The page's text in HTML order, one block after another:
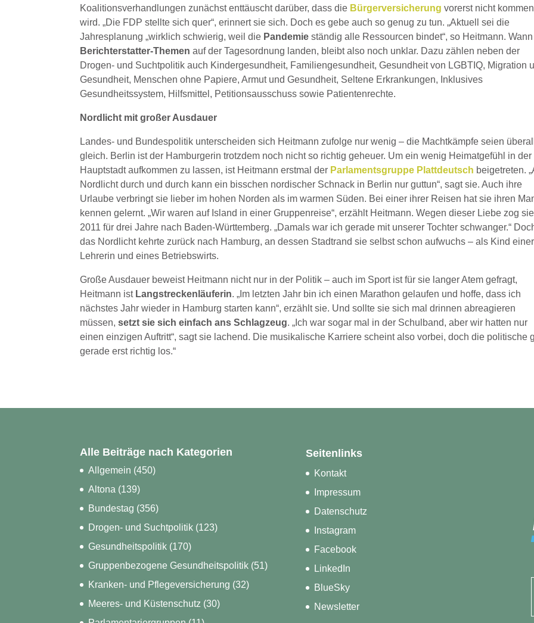
Koalitionsverhandlungen zunächst enttäuscht darüber, dass die Bürgerversicherungvorerst nicht kommen
wird. „Die FDP stellte sich quer“, erinnert sie sich. Doch es gebe auch so genug zu tun. „Aktuell sei die
Jahresplanung „wirklich schwierig, weil die Pandemieständig alle Ressourcen bindet“, so Heitmann.
Berichterstatter-Themen auf der Tagesordnung landen, bleibt also noch unklar. Dazu zählen neben der
Drogen- und Suchtpolitik auch Kindergesundheit, Familiengesundheit, Gesundheit von LGBTIQ, Migration
Gesundheit, Menschen ohne Papiere, Armut und Gesundheit, Seltene Erkrankungen, Inklusives
Gesundheitssystem, Hilfsmittel, Petitionsausschuss sowie Patientenrechte.
Nordlicht mit großer Ausdauer
Landes- und Bundespolitik unterscheiden sich Heitmann zufolge nur wenig – die Machtkämpfe seien überall
gleich. Berlin ist der Hamburgerin trotzdem noch nicht so richtig geheuer. Um ein wenig Heimatgefühl in der
Hauptstadt aufkommen zu lassen, ist Heitmann erstmal der Parlamentsgruppe Plattdeutsch beigetreten.
Nordlicht durch und durch kann ein bisschen nordischer Schnack in Berlin nur guttun“, sagt sie. Auch ihre
Urlaube verbringt sie lieber im hohen Norden als im warmen Süden. Bei einer ihrer Reisen hat sie ihren
kennen gelernt. „Wir waren auf Island in einer Gruppenreise“, erzählt Heitmann. Wegen dieser Liebe zog sie
2011 für drei Jahre nach Baden-Württemberg. „Damals war ich gerade mit unserer Tochter schwanger.“
das Nordlicht kehrte zurück nach Hamburg, an dessen Stadtrand sie selbst schon aufwuchs – als Kind einer
Lehrerin und eines Betriebswirts.
Große Ausdauer beweist Heitmann nicht nur in der Politik – auch im Sport ist für sie langer Atem gefragt,
Heitmann ist Langstreckenläuferin. „Im letzten Jahr bin ich einen Marathon gelaufen und hoffe, dass ich
nächstes Jahr wieder in Hamburg starten kann“, erzählt sie. Und sollte sie sich mal drinnen abreagieren
müssen,setzt sie sich einfach ans Schlagzeug. „Ich war sogar mal in der Schulband, aber wir hatten nur
einen einzigen Auftritt“, sagt sie lachend. Die musikalische Karriere scheint also vorbei, doch die politische
gerade erst richtig los.“
Alle Beiträge nach Kategorien
Allgemein (450)
Altona (139)
Bundestag (356)
Drogen- und Suchtpolitik (123)
Gesundheitspolitik (170)
Gruppenbezogene Gesundheitspolitik (51)
Kranken- und Pflegeversicherung (32)
Meeres- und Küstenschutz (30)
Seitenlinks
Kontakt
Impressum
Datenschutz
Instagram
Facebook
LinkedIn
BlueSky
Newsletter